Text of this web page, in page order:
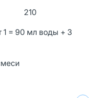
210
= 90 мл воды + 3